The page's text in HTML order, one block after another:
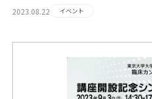
2023.08.22 イベント